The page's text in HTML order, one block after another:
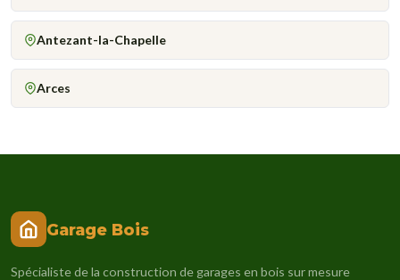
Antezant-la-Chapelle
Arces
Garage Bois
Spécialiste de la construction de garages en bois sur mesure